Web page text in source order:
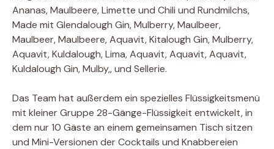
Ananas, Maulbeere, Limette und Chili und Rundmilchs,
Made mit Glendalough Gin, Mulberry, Maulbeer,
Maulbeer, Maulbeere, Aquavit, Kitalough Gin, Mulberry,
Aquavit, Kuldalough, Lima, Aquavit, Aquavit, Aquavit,
Kuldalough Gin, Mulby,, und Sellerie.
Das Team hat außerdem ein spezielles Flüssigkeitsmenü
mit kleiner Gruppe 28-Gänge-Flüssigkeit entwickelt, in
dem nur 10 Gäste an einem gemeinsamen Tisch sitzen
und Mini-Versionen der Cocktails und Knabbereien